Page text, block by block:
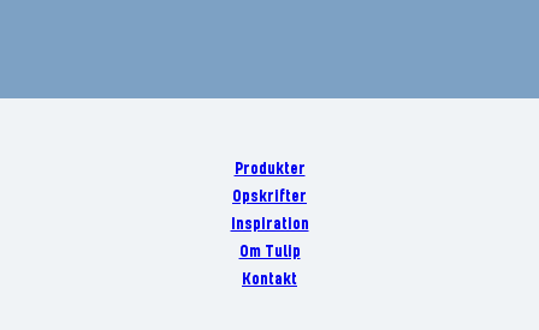
Produkter
Opskrifter
Inspiration
Om Tulip
Kontakt